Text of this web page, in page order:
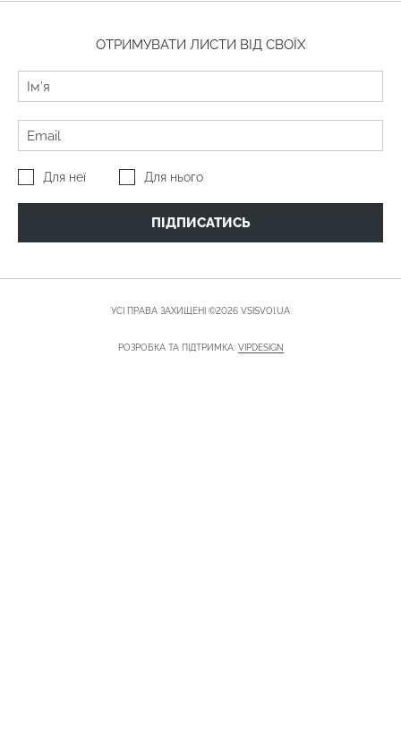
ОТРИМУВАТИ ЛИСТИ ВІД СВОЇХ
Для неї Для нього
ПІДПИСАТИСЬ
УСІ ПРАВА ЗАХИЩЕНІ ©2026 VSISVOI.UA
РОЗРОБКА ТА ПІДТРИМКА: VIPDESIGN